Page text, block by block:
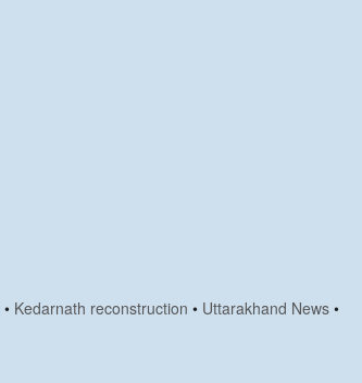
• Kedarnath reconstruction • Uttarakhand News •